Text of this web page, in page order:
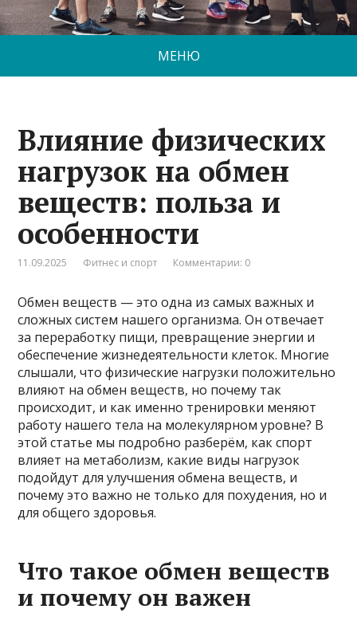
МЕНЮ
Влияние физических
нагрузок на обмен
веществ: польза и
особенности
11.09.2025 Фитнес и спорт Комментарии: 0
Обмен веществ — это одна из самых важных и
сложных систем нашего организма. Он отвечает
за переработку пищи, превращение энергии и
обеспечение жизнедеятельности клеток. Многие
слышали, что физические нагрузки положительно
влияют на обмен веществ, но почему так
происходит, и как именно тренировки меняют
работу нашего тела на молекулярном уровне? В
этой статье мы подробно разберём, как спорт
влияет на метаболизм, какие виды нагрузок
подойдут для улучшения обмена веществ, и
почему это важно не только для похудения, но и
для общего здоровья.
Что такое обмен веществ
и почему он важен